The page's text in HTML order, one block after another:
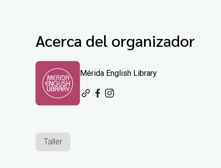
Acerca del organizador
Mérida English Library
Taller